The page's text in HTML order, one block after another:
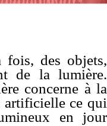
des objets,
de la lumière.
concerne à la
artificielle ce qui
en jour